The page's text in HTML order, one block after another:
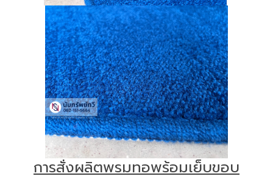
การสั่งผลิตพรมทอพร้อมเย็บขอบ